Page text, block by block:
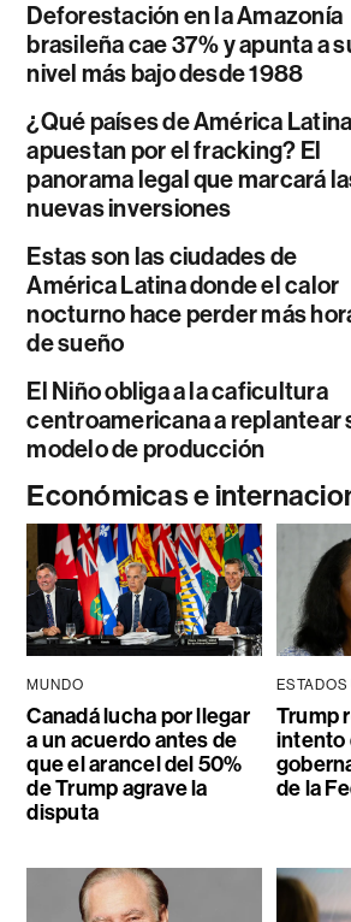
Deforestación en la Amazonía
brasileña cae 37% y apunta a
nivel más bajo desde 1988
¿Qué países de América Latina
apuestan por el fracking? El
panorama legal que marcará
nuevas inversiones
Estas son las ciudades de
América Latina donde el calor
nocturno hace perder más
de sueño
El Niño obliga a la caficultura
centroamericana a replantear
modelo de producción
Económicas e
MUNDO
Canadá lucha por llegar
a un acuerdo antes de
que el arancel del 50%
de Trump agrave la
disputa
ESTADOS
Trump
intento
de la